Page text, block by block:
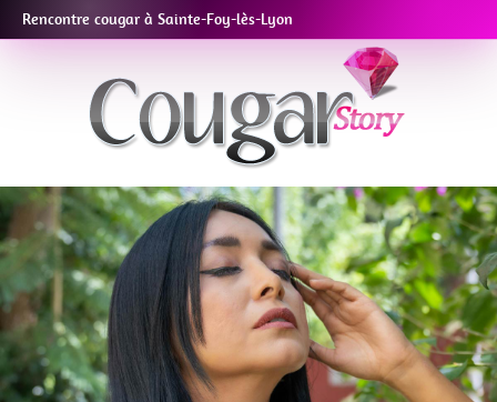
Rencontre cougar à Sainte-Foy-lès-Lyon